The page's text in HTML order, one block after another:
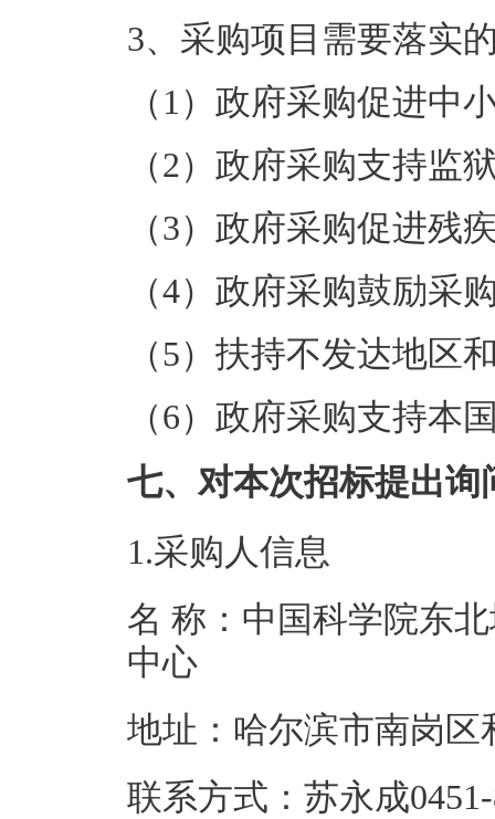
3、采购项目需要落实
（1）政府采购促进中
（2）政府采购支持监
（3）政府采购促进残
（4）政府采购鼓励采
（5）扶持不发达地区
（6）政府采购支持本
七、对本次招标提出
1.采购人信息
名 称：中国科学院东
中心
地址：哈尔滨
联系方式：苏永